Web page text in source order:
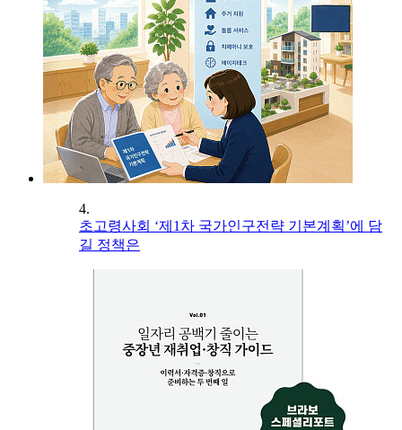
4.
초고령사회 ‘제1차 국가인구전략 기본계획’에 담
길 정책은